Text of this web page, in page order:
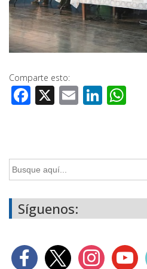
Comparte esto:
Facebook
X Email
Buscar:
Síguenos: